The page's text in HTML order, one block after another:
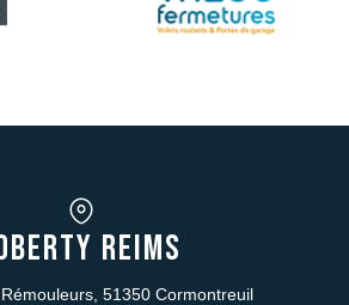
REIMS
51350 Cormontreuil